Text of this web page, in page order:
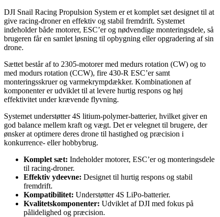
DJI Snail Racing Propulsion System er et komplet sæt designet til at
give racing-droner en effektiv og stabil fremdrift. Systemet
indeholder både motorer, ESC’er og nødvendige monteringsdele, så
brugeren får en samlet løsning til opbygning eller opgradering af sin
drone.
Sættet består af to 2305-motorer med medurs rotation (CW) og to
med modurs rotation (CCW), fire 430-R ESC’er samt
monteringsskruer og varmekrympdækker. Kombinationen af
komponenter er udviklet til at levere hurtig respons og høj
effektivitet under krævende flyvning.
Systemet understøtter 4S litium-polymer-batterier, hvilket giver en
god balance mellem kraft og vægt. Det er velegnet til brugere, der
ønsker at optimere deres drone til hastighed og præcision i
konkurrence- eller hobbybrug.
Komplet sæt: Indeholder motorer, ESC’er og monteringsdele
til racing-droner.
Effektiv ydeevne: Designet til hurtig respons og stabil
fremdrift.
Kompatibilitet: Understøtter 4S LiPo-batterier.
Kvalitetskomponenter: Udviklet af DJI med fokus på
pålidelighed og præcision.